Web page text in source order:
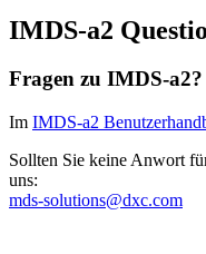
IMDS-a2
Fragen zu IMDS-a2?
Im IMDS-a2
Sollten Sie keine Anwort
uns:
mds-solutions@dxc.com